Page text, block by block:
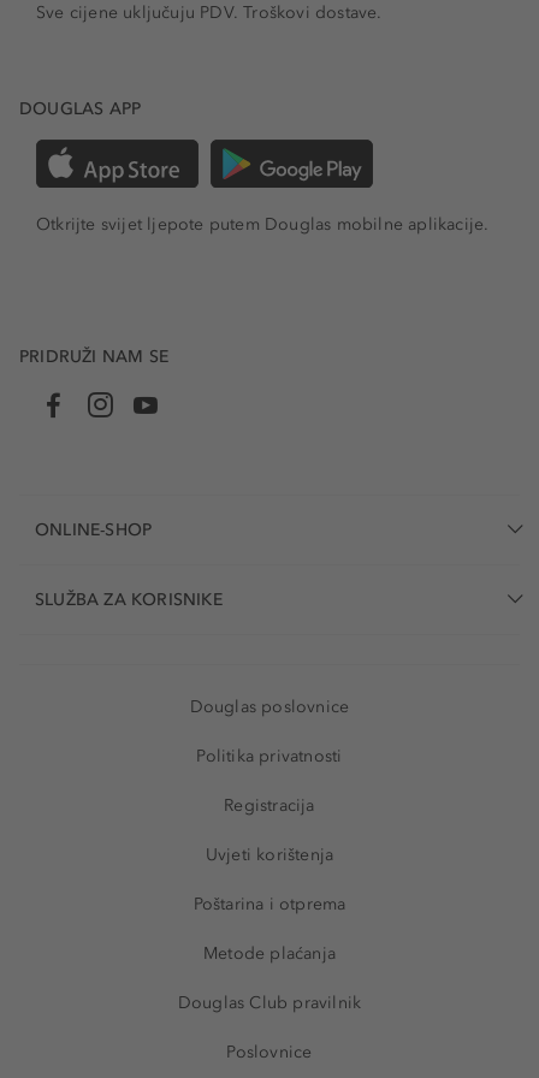
Sve cijene uključuju PDV.Troškovi dostave.
DOUGLAS APP
Otkrijte svijet ljepote putem Douglas mobilne aplikacije.
PRIDRUŽI NAM SE
ONLINE-SHOP
SLUŽBA ZA KORISNIKE
Douglas poslovnice
Politika privatnosti
Registracija
Uvjeti korištenja
Poštarina i otprema
Metode plaćanja
Douglas Club pravilnik
Poslovnice